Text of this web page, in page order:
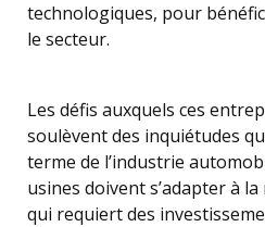
technologiques, pour
le secteur.
Les défis auxquels ces
soulèvent des inquiétudes
terme de l’industrie
usines doivent s’adapter à
qui requiert des